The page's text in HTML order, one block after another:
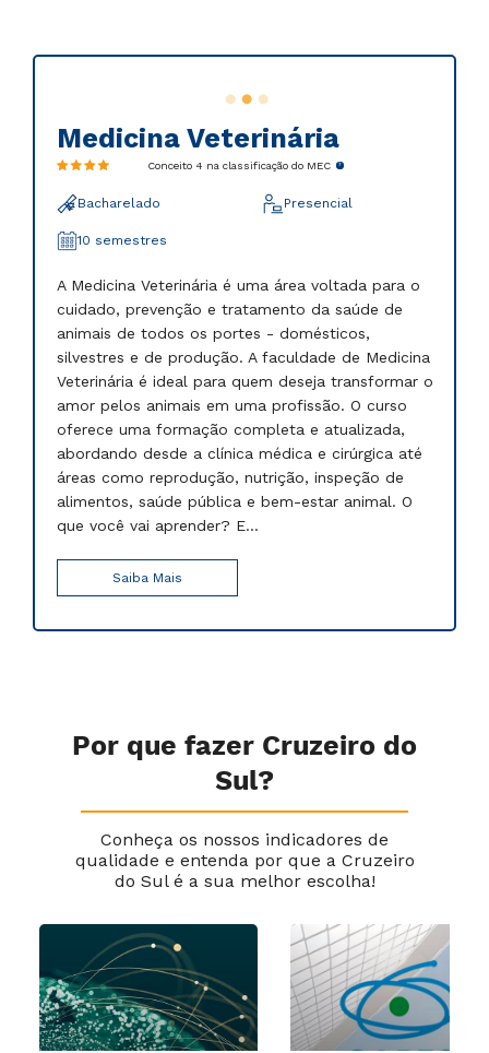
Medicina Veterinária
Conceito 4 na classificação do MEC
Bacharelado Presencial
10 semestres
A Medicina Veterinária é uma área voltada para o
cuidado, prevenção e tratamento da saúde de
animais de todos os portes - domésticos,
silvestres e de produção. A faculdade de Medicina
Veterinária é ideal para quem deseja transformar o
amor pelos animais em uma profissão. O curso
oferece uma formação completa e atualizada,
abordando desde a clínica médica e cirúrgica até
áreas como reprodução, nutrição, inspeção de
alimentos, saúde pública e bem-estar animal. O
que você vai aprender? E...
Saiba Mais
Por que fazer Cruzeiro do
Sul?
Conheça os nossos indicadores de
qualidade e entenda por que a Cruzeiro
do Sul é a sua melhor escolha!